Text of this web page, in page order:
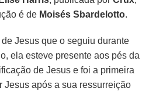
é de Moisés Sbardelotto.
Jesus que o seguiu durante
ela esteve presente aos pés da
de Jesus e foi a primeira
Jesus após a sua ressurreição